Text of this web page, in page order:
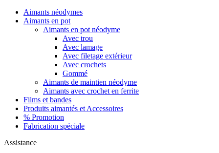
Aimants néodymes
Aimants en pot
Aimants en pot néodyme
Avec trou
Avec lamage
Avec filetage extérieur
Avec crochets
Gommé
Aimants de maintien néodyme
Aimants avec crochet en ferrite
Films et bandes
Produits aimantés et Accessoires
% Promotion
Fabrication spéciale
Assistance